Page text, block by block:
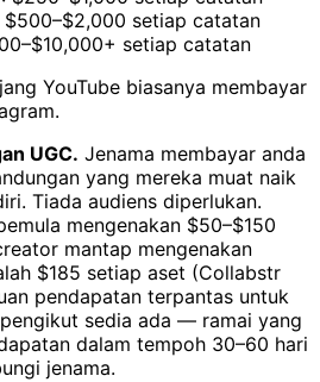
$500–$2,000 setiap catatan
setiap catatan
YouTube biasanya membayar
UGC. Jenama membayar anda
yang mereka muat naik
Tiada audiens diperlukan.
mengenakan $50–$150
mantap mengenakan
$185 setiap aset (Collabstr
pendapatan terpantas untuk
sedia ada — ramai yang
dalam tempoh 30–60 hari
jenama.